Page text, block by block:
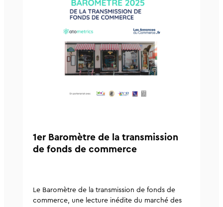
1er Baromètre de la transmission
de fonds de commerce
Le Baromètre de la transmission de fonds de
commerce, une lecture inédite du marché des